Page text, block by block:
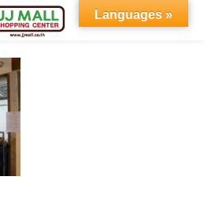
Languages »
Sign in